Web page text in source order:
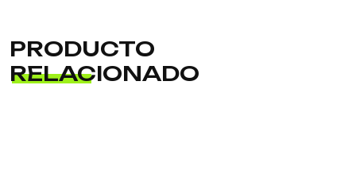
PRODUCTO
RELACIONADO